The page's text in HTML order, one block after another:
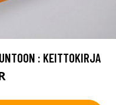
: KEITTOKIRJA